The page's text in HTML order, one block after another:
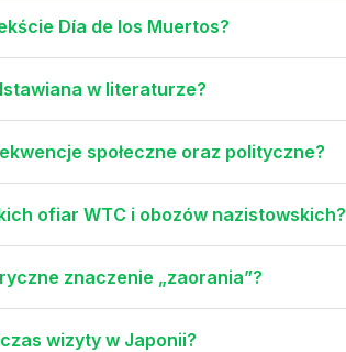
Día de los Muertos?
w literaturze?
społeczne oraz polityczne?
ofiar WTC i obozów nazistowskich?
znaczenie „zaorania”?
wizyty w Japonii?